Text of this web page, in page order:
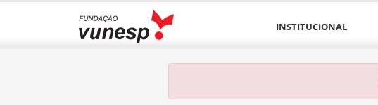
INSTITUCIONAL